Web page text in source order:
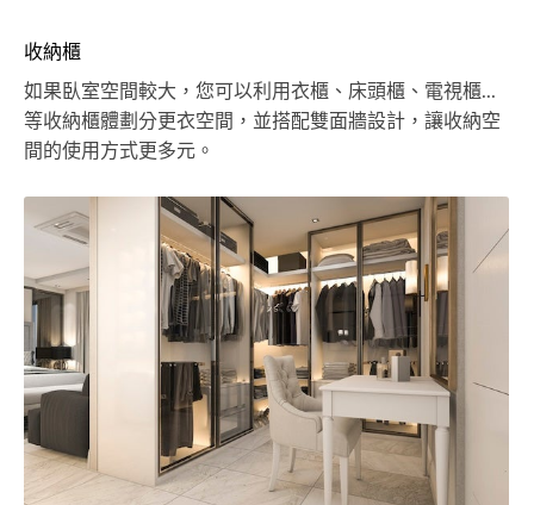
收納櫃
如果臥室空間較大，您可以利用衣櫃、床頭櫃、電視櫃...
等收納櫃體劃分更衣空間，並搭配雙面牆設計，讓收納空
間的使用方式更多元。